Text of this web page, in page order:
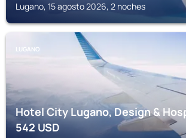
Lugano, 15 agosto 2026, 2 noches
LUGANO
Hotel City Lugano, Design &
542USD